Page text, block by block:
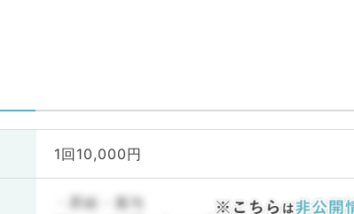
1回10,000円
・昇給・賞与